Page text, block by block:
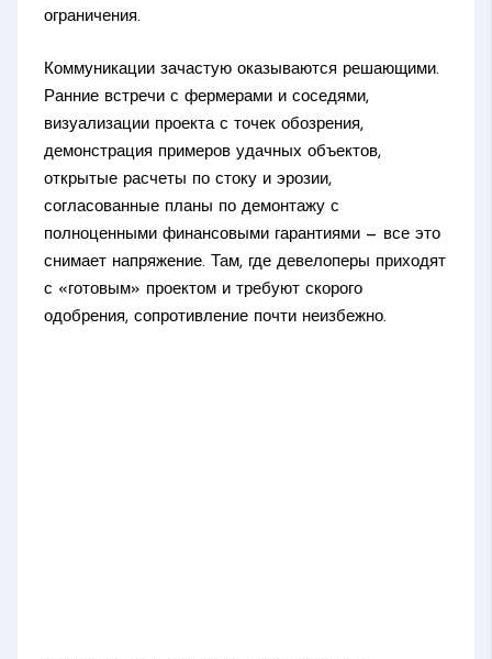
ограничения.
Коммуникации зачастую оказываются решающими.
Ранние встречи с фермерами и соседями,
визуализации проекта с точек обозрения,
демонстрация примеров удачных объектов,
открытые расчеты по стоку и эрозии,
согласованные планы по демонтажу с
полноценными финансовыми гарантиями — все это
снимает напряжение. Там, где девелоперы приходят
с «готовым» проектом и требуют скорого
одобрения, сопротивление почти неизбежно.